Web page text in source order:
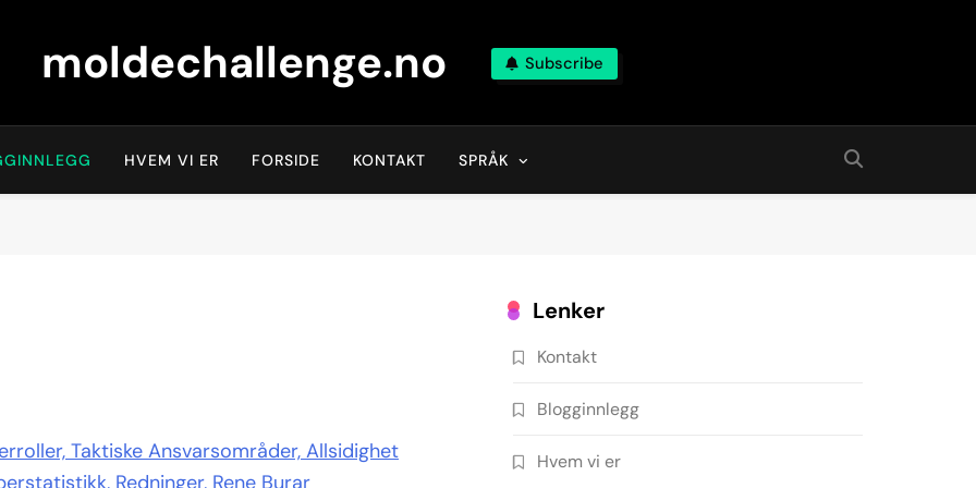
moldechallenge.no Subscribe
HVEM VI ER FORSIDE KONTAKT SPRÅK
Taktiske Ansvarsområder, Allsidighet
Lenker
Kontakt
Blogginnlegg
Hvem vi er